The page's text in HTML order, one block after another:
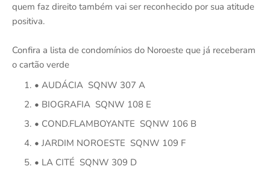
quem faz direito também vai ser reconhecido por sua atitude
positiva.
Confira a lista de condomínios do Noroeste que já receberam
o cartão verde
• AUDÁCIA SQNW 307 A
• BIOGRAFIA SQNW 108 E
• COND.FLAMBOYANTE SQNW 106 B
• JARDIM NOROESTE SQNW 109 F
• LA CITÉ SQNW 309 D